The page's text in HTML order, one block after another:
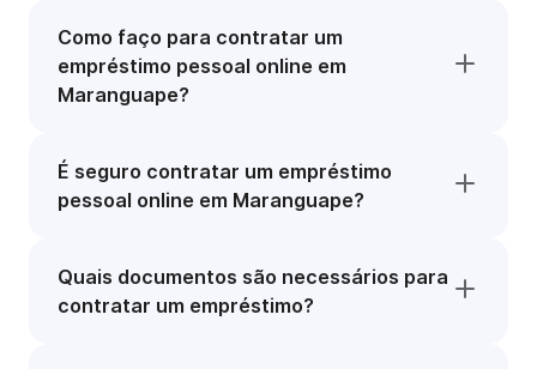
Como faço para contratar um
empréstimo pessoal online em
Maranguape?
É seguro contratar um empréstimo
pessoal online em Maranguape?
Quais documentos são necessários para
contratar um empréstimo?